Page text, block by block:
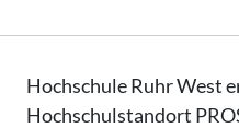
Hochschule Ruhr West
Hochschulstandort